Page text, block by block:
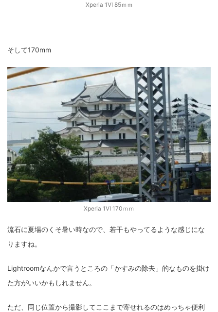
Xperia 1VI 85ｍｍ
そして170mm
Xperia 1VI 170ｍｍ
流石に夏場のくそ暑い時なので、若干もやってるような感じにな
りますね。
Lightroomなんかで言うところの「かすみの除去」的なものを掛け
た方がいいかもしれません。
ただ、同じ位置から撮影してここまで寄せれるのはめっちゃ便利